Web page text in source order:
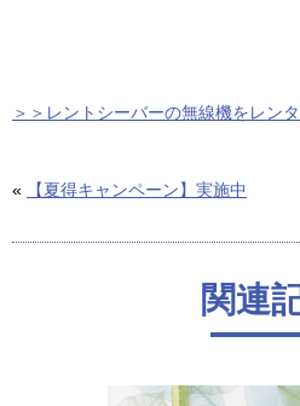
＞＞レントシーバーの無線機をレン
« 【夏得キャンペーン】実施中
関連